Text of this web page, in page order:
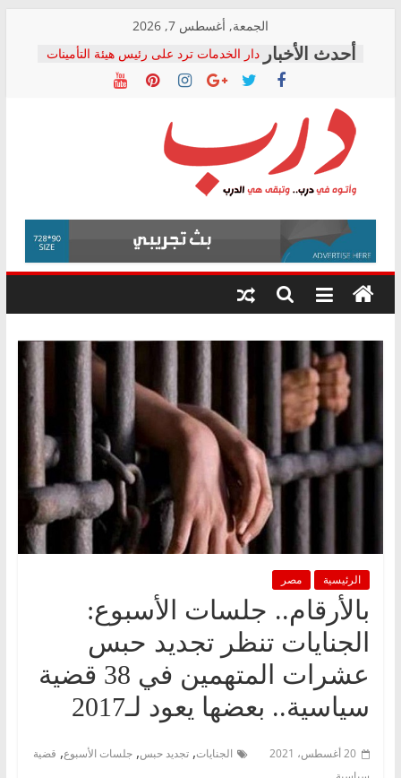
content
الجمعة, أغسطس 7, 2026
دار الخدمات ترد على رئيس هيئة التأمينات
بعد مؤتمره الصحفي: إنكار الأزمة لا ينهي
معاناة أصحاب المعاشات.. ونطالب بكشف
فرحات سليمان يكتب: القطاع الصحي إلى
أين؟
حزب التحالف الشعبي يطلق لجنة “الحق
في الصحة” بالإسكندرية لرصد الانتهاكات
ودعم المرضى
الوزاري لمدينة الصحفيين.. وانتهاء أعمال
إنشاء المبنى الإداري
المجلس القومي لحقوق الإنسان يعلن
متابعة قضية الدكتور محمد زهران.. ويؤكد:
قرينة البراءة وضمانات المحاكمة العادلة
درب
وأتوه
درب..
وتبقى
هي
الرئيسية مصر
بالأرقام.. جلسات الأسبوع:
الجنايات تنظر تجديد حبس
عشرات المتهمين في 38 قضية
سياسية.. بعضها يعود لـ2017
20 أغسطس، 2021 الجنايات, تجديد حبس, جلسات الأسبوع, قضية